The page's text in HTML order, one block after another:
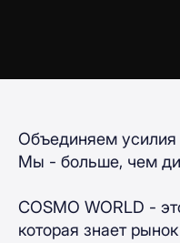
Объединяем
Мы - больше, чем
COSMO WORLD -
которая знает